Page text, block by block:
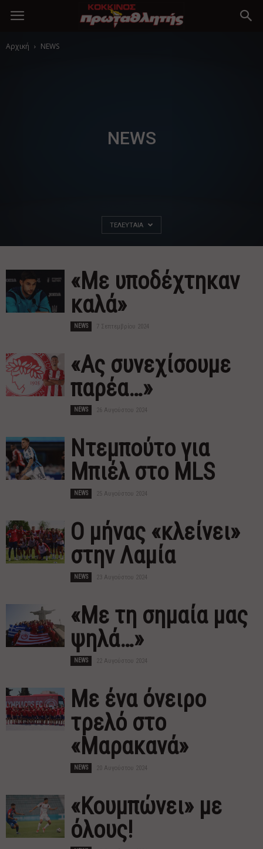
Αρχική NEWS
NEWS
ΤΕΛΕΥΤΑΊΑ
«Με υποδέχτηκαν
καλά»
NEWS 7 Σεπτεμβρίου 2024
«Ας συνεχίσουμε
παρέα…»
NEWS 26 Αυγούστου 2024
Ντεμπούτο για
Μπιέλ στο MLS
NEWS 25 Αυγούστου 2024
Ο μήνας «κλείνει»
στην Λαμία
NEWS 23 Αυγούστου 2024
«Με τη σημαία μας
ψηλά…»
NEWS 22 Αυγούστου 2024
Με ένα όνειρο
τρελό στο
«Μαρακανά»
NEWS 20 Αυγούστου 2024
«Κουμπώνει» με
όλους!